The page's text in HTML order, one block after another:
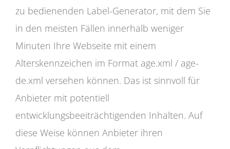
zu bedienenden Label-Generator, mit dem Sie
in den meisten Fällen innerhalb weniger
Minuten Ihre Webseite mit einem
Alterskennzeichen im Format age.xml / age-
de.xml versehen können. Das ist sinnvoll für
Anbieter mit potentiell
entwicklungsbeeiträchtigenden Inhalten. Auf
diese Weise können Anbieter ihren